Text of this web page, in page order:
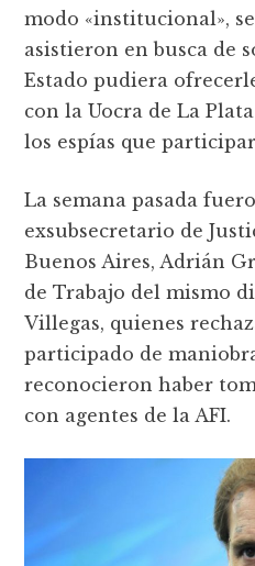
modo «institucional»,
asistieron en busca de
Estado pudiera
con la Uocra de La
los espías que
La semana pasada
exsubsecretario de
Buenos Aires, Adrián
de Trabajo del mismo
Villegas, quienes
participado de
reconocieron haber
con agentes de la AFI.